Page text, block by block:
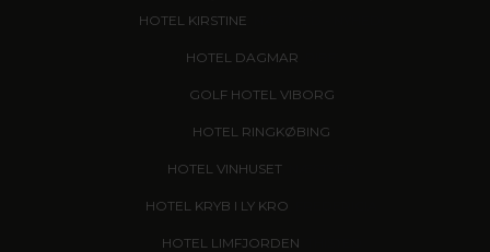
HOTEL KIRSTINE
HOTEL DAGMAR
GOLF HOTEL VIBORG
HOTEL RINGKØBING
HOTEL VINHUSET, NÆSTVED
HOTEL KRYB I LY KRO
HOTEL LIMFJORDEN